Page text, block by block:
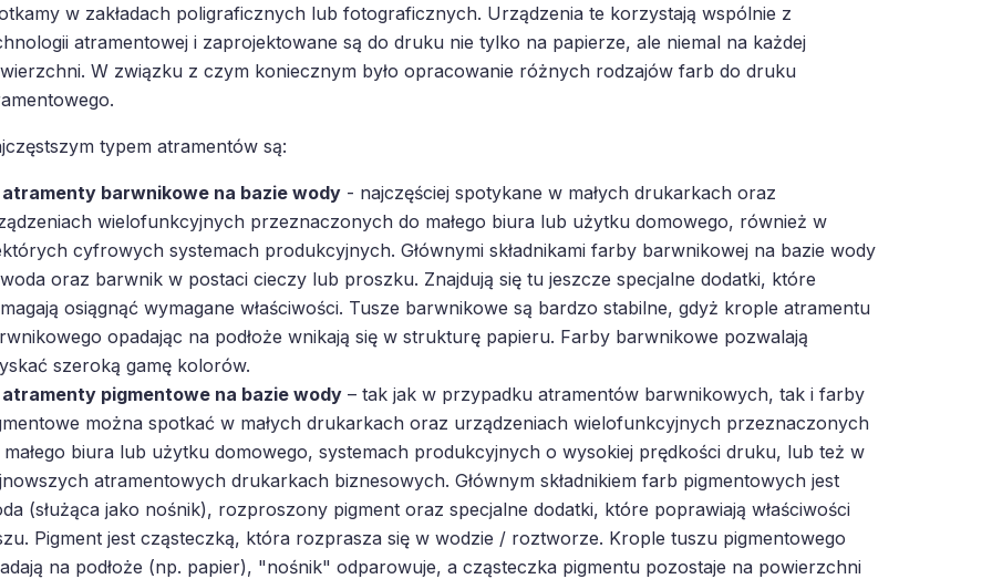
w zakładach poligraficznych lub fotograficznych. Urządzenia te korzystają wspólnie z
atramentowej i zaprojektowane są do druku nie tylko na papierze, ale niemal na każdej
W związku z czym koniecznym było opracowanie różnych rodzajów farb do druku
typem atramentów są:
atramenty barwnikowe na bazie wody- najczęściej spotykane w małych drukarkach oraz
wielofunkcyjnych przeznaczonych do małego biura lub użytku domowego, również w
cyfrowych systemach produkcyjnych. Głównymi składnikami farby barwnikowej na bazie wody
oraz barwnik w postaci cieczy lub proszku. Znajdują się tu jeszcze specjalne dodatki, które
osiągnąć wymagane właściwości. Tusze barwnikowe są bardzo stabilne, gdyż krople atramentu
opadając na podłoże wnikają się w strukturę papieru. Farby barwnikowe pozwalają
szeroką gamę kolorów.
atramenty pigmentowe na bazie wody– tak jak w przypadku atramentów barwnikowych, tak i farby
można spotkać w małych drukarkach oraz urządzeniach wielofunkcyjnych przeznaczonych
małego biura lub użytku domowego, systemach produkcyjnych o wysokiej prędkości druku, lub też w
atramentowych drukarkach biznesowych. Głównym składnikiem farb pigmentowych jest
(służąca jako nośnik), rozproszony pigment oraz specjalne dodatki, które poprawiają właściwości
Pigment jest cząsteczką, która rozprasza się w wodzie / roztworze. Krople tuszu pigmentowego
na podłoże (np. papier), "nośnik" odparowuje, a cząsteczka pigmentu pozostaje na powierzchni